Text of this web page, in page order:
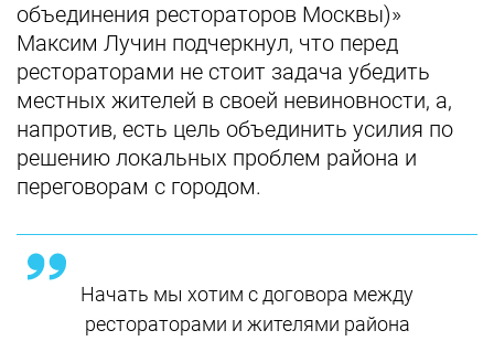
объединения рестораторов Москвы)»
Максим Лучин подчеркнул, что перед
рестораторами не стоит задача убедить
местных жителей в своей невиновности, а,
напротив, есть цель объединить усилия по
решению локальных проблем района и
переговорам с городом.
Начать мы хотим с договора между
рестораторами и жителями района